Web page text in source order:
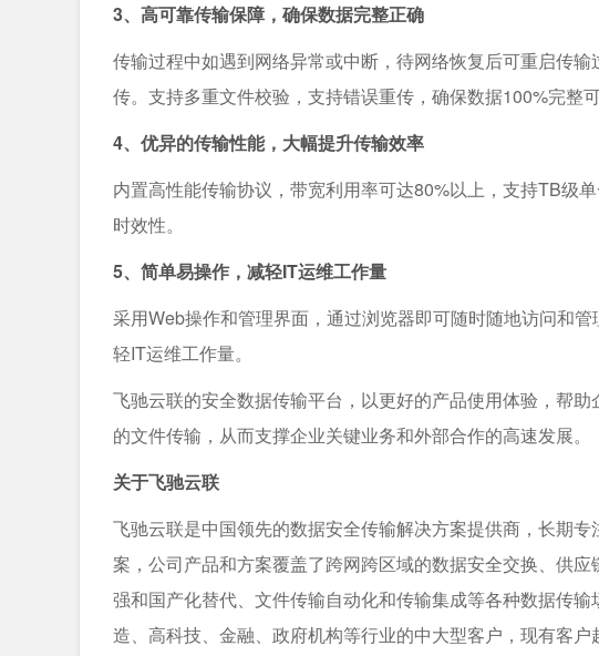
3、高可靠传输保障，确保数据完整正确
传输过程中如遇到网络异常或中断，待网络恢复后可重启传
传。支持多重文件校验，支持错误重传，确保数据100%完整可
4、优异的传输性能，大幅提升传输效率
内置高性能传输协议，带宽利用率可达80%以上，支持TB级
时效性。
5、简单易操作，减轻IT运维工作量
采用Web操作和管理界面，通过浏览器即可随时随地访问和
轻IT运维工作量。
飞驰云联的安全数据传输平台，以更好的产品使用体验，帮
的文件传输，从而支撑企业关键业务和外部合作的高速发展。
关于飞驰云联
飞驰云联是中国领先的数据安全传输解决方案提供商，长期
案，公司产品和方案覆盖了跨网跨区域的数据安全交换、供
强和国产化替代、文件传输自动化和传输集成等各种数据传
造、高科技、金融、政府机构等行业的中大型客户，现有客